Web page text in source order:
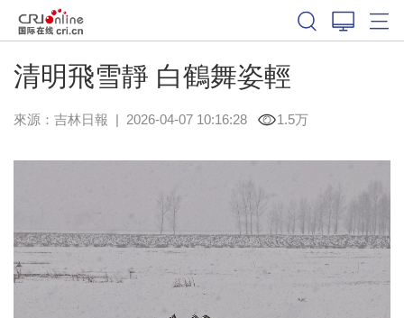
清明飛雪靜 白鶴舞姿輕
來源： 吉林日報 | 2026-04-07 10:16:28 1.5万